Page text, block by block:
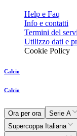
Help e Faq
Info e contatti
Termini del
Utilizzo dati e
Cookie Policy
Calcio
Calcio
Ora per ora Serie A
Supercoppa Italiana